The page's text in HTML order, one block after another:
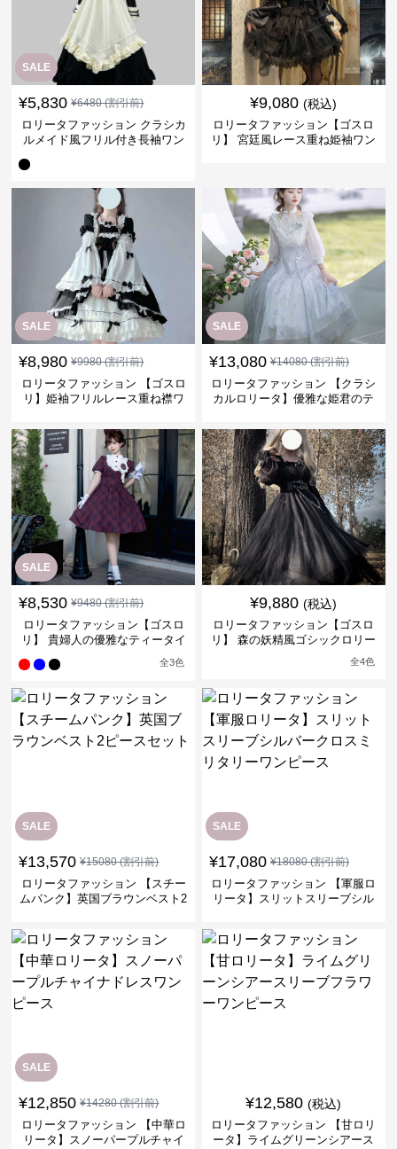
SALE
¥5,830 ¥6480(割引前)
ロリータファッション クラシカ
ルメイド風フリル付き長袖ワン
¥9,080 (税込)
ロリータファッション【ゴスロ
リ】 宮廷風レース重ね姫袖ワン
SALE
¥8,980 ¥9980(割引前)
ロリータファッション 【ゴスロ
リ】姫袖フリルレース重ね襟ワ
SALE
¥13,080 ¥14080(割引前)
ロリータファッション 【クラシ
カルロリータ】優雅な姫君のテ
SALE
¥8,530 ¥9480(割引前)
ロリータファッション【ゴスロ
リ】 貴婦人の優雅なティータイ
全3色
¥9,880 (税込)
ロリータファッション【ゴスロ
リ】 森の妖精風ゴシックロリー
全4色
SALE
¥13,570 ¥15080(割引前)
ロリータファッション 【スチー
ムパンク】英国ブラウンベスト2
SALE
¥17,080 ¥18080(割引前)
ロリータファッション 【軍服ロ
リータ】スリットスリーブシル
SALE
¥12,850 ¥14280(割引前)
ロリータファッション 【中華ロ
リータ】スノーパープルチャイ
¥12,580 (税込)
ロリータファッション 【甘ロリ
ータ】ライムグリーンシアース